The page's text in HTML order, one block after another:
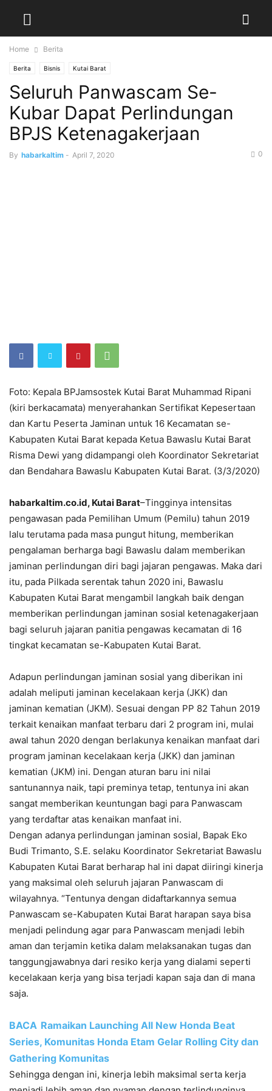
Home Berita
Berita Bisnis Kutai Barat
Seluruh Panwascam Se-
Kubar Dapat Perlindungan
BPJS Ketenagakerjaan
By habarkaltim - April 7, 2020 0
Foto: Kepala BPJamsostek Kutai Barat Muhammad Ripani
(kiri berkacamata) menyerahankan Sertifikat Kepesertaan
dan Kartu Peserta Jaminan untuk 16 Kecamatan se-
Kabupaten Kutai Barat kepada Ketua Bawaslu Kutai Barat
Risma Dewi yang didampangi oleh Koordinator Sekretariat
dan Bendahara Bawaslu Kabupaten Kutai Barat. (3/3/2020)
habarkaltim.co.id, Kutai Barat–Tingginya intensitas
pengawasan pada Pemilihan Umum (Pemilu) tahun 2019
lalu terutama pada masa pungut hitung, memberikan
pengalaman berharga bagi Bawaslu dalam memberikan
jaminan perlindungan diri bagi jajaran pengawas. Maka dari
itu, pada Pilkada serentak tahun 2020 ini, Bawaslu
Kabupaten Kutai Barat mengambil langkah baik dengan
memberikan perlindungan jaminan sosial ketenagakerjaan
bagi seluruh jajaran panitia pengawas kecamatan di 16
tingkat kecamatan se-Kabupaten Kutai Barat.
Adapun perlindungan jaminan sosial yang diberikan ini
adalah meliputi jaminan kecelakaan kerja (JKK) dan
jaminan kematian (JKM). Sesuai dengan PP 82 Tahun 2019
terkait kenaikan manfaat terbaru dari 2 program ini, mulai
awal tahun 2020 dengan berlakunya kenaikan manfaat dari
program jaminan kecelakaan kerja (JKK) dan jaminan
kematian (JKM) ini. Dengan aturan baru ini nilai
santunannya naik, tapi preminya tetap, tentunya ini akan
sangat memberikan keuntungan bagi para Panwascam
yang terdaftar atas kenaikan manfaat ini.
Dengan adanya perlindungan jaminan sosial, Bapak Eko
Budi Trimanto, S.E. selaku Koordinator Sekretariat Bawaslu
Kabupaten Kutai Barat berharap hal ini dapat diiringi kinerja
yang maksimal oleh seluruh jajaran Panwascam di
wilayahnya. “Tentunya dengan didaftarkannya semua
Panwascam se-Kabupaten Kutai Barat harapan saya bisa
menjadi pelindung agar para Panwascam menjadi lebih
aman dan terjamin ketika dalam melaksanakan tugas dan
tanggungjawabnya dari resiko kerja yang dialami seperti
kecelakaan kerja yang bisa terjadi kapan saja dan di mana
saja.
BACA Ramaikan Launching All New Honda Beat
Series, Komunitas Honda Etam Gelar Rolling City dan
Gathering Komunitas
Sehingga dengan ini, kinerja lebih maksimal serta kerja